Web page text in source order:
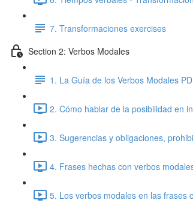
7. Transformaciones exercises
Section 2: Verbos Modales
1. La Guía de los Verbos Modales
2. Cómo hablar de la posibilidad en
3. Sugerencias y obligaciones,
4. Frases hechas con verbos
5. Los verbos modales en las frases